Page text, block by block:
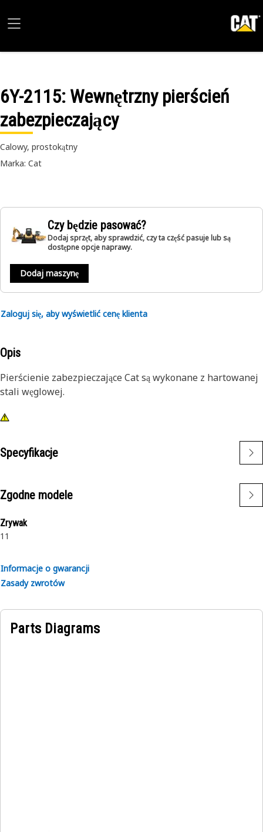
6Y-2115: Wewnętrzny pierścień
zabezpieczający
Calowy, prostokątny
Marka: Cat
Czy będzie pasować?
Dodaj sprzęt, aby sprawdzić, czy ta część pasuje lub są
dostępne opcje naprawy.
Dodaj maszynę
Zaloguj się, aby wyświetlić cenę klienta
Opis
Pierścienie zabezpieczające Cat są wykonane z hartowanej
stali węglowej.
Specyfikacje
Zgodne modele
Zrywak
11
Informacje o gwarancji
Zasady zwrotów
Parts Diagrams